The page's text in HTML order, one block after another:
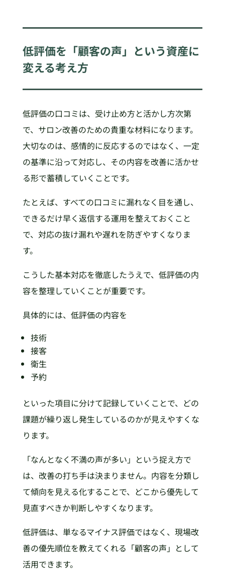
低評価を「顧客の声」という資産に
変える考え方
低評価の口コミは、受け止め方と活かし方次第
で、サロン改善のための貴重な材料になります。
大切なのは、感情的に反応するのではなく、一定
の基準に沿って対応し、その内容を改善に活かせ
る形で蓄積していくことです。
たとえば、すべての口コミに漏れなく目を通し、
できるだけ早く返信する運用を整えておくこと
で、対応の抜け漏れや遅れを防ぎやすくなりま
す。
こうした基本対応を徹底したうえで、低評価の内
容を整理していくことが重要です。
具体的には、低評価の内容を
技術
接客
衛生
予約
といった項目に分けて記録していくことで、どの
課題が繰り返し発生しているのかが見えやすくな
ります。
「なんとなく不満の声が多い」という捉え方で
は、改善の打ち手は決まりません。内容を分類し
て傾向を見える化することで、どこから優先して
見直すべきか判断しやすくなります。
低評価は、単なるマイナス評価ではなく、現場改
善の優先順位を教えてくれる「顧客の声」として
活用できます。